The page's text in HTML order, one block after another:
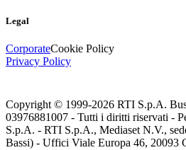
Legal
CorporateCookie Policy
Privacy Policy
Copyright © 1999-2026 RTI S.p.A.
03976881007 - Tutti i diritti riservati -
S.p.A. - RTI S.p.A., Mediaset N.V.,
Bassi) - Uffici Viale Europa 46, 20093